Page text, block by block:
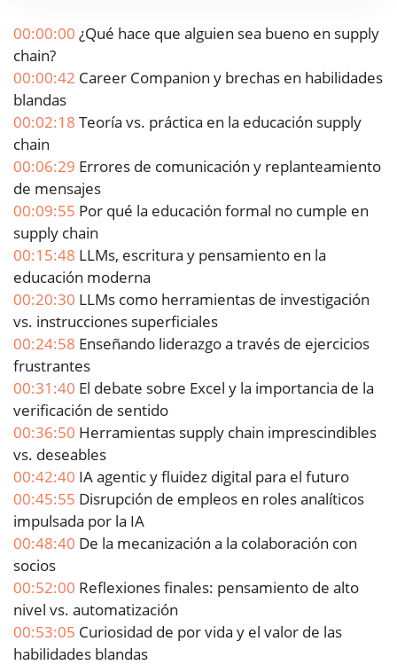
00:00:00 ¿Qué hace que alguien sea bueno en supply
chain?
00:00:42 Career Companion y brechas en habilidades
blandas
00:02:18 Teoría vs. práctica en la educación supply
chain
00:06:29 Errores de comunicación y replanteamiento
de mensajes
00:09:55 Por qué la educación formal no cumple en
supply chain
00:15:48 LLMs, escritura y pensamiento en la
educación moderna
00:20:30 LLMs como herramientas de investigación
vs. instrucciones superficiales
00:24:58 Enseñando liderazgo a través de ejercicios
frustrantes
00:31:40 El debate sobre Excel y la importancia de la
verificación de sentido
00:36:50 Herramientas supply chain imprescindibles
vs. deseables
00:42:40 IA agentic y fluidez digital para el futuro
00:45:55 Disrupción de empleos en roles analíticos
impulsada por la IA
00:48:40 De la mecanización a la colaboración con
socios
00:52:00 Reflexiones finales: pensamiento de alto
nivel vs. automatización
00:53:05 Curiosidad de por vida y el valor de las
habilidades blandas